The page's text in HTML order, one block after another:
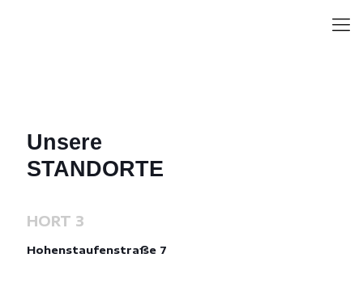
Unsere
STANDORTE
HORT 3
Hohenstaufenstraße 7